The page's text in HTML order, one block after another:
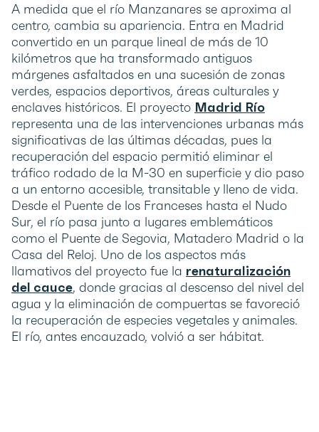
A medida que el río Manzanares se aproxima al
centro, cambia su apariencia. Entra en Madrid
convertido en un parque lineal de más de 10
kilómetros que ha transformado antiguos
márgenes asfaltados en una sucesión de zonas
verdes, espacios deportivos, áreas culturales y
enclaves históricos. El proyecto Madrid Río
representa una de las intervenciones urbanas más
significativas de las últimas décadas, pues la
recuperación del espacio permitió eliminar el
tráfico rodado de la M-30 en superficie y dio paso
a un entorno accesible, transitable y lleno de vida.
Desde el Puente de los Franceses hasta el Nudo
Sur, el río pasa junto a lugares emblemáticos
como el Puente de Segovia, Matadero Madrid o la
Casa del Reloj. Uno de los aspectos más
llamativos del proyecto fue la renaturalización
del cauce, donde gracias al descenso del nivel del
agua y la eliminación de compuertas se favoreció
la recuperación de especies vegetales y animales.
El río, antes encauzado, volvió a ser hábitat.